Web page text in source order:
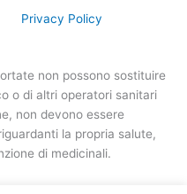
Privacy Policy
non possono sostituire
o di altri operatori sanitari
non devono essere
la propria salute,
di medicinali.